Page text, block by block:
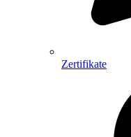
Zertifikate